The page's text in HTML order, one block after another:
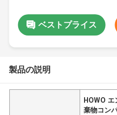
ベストプライス
製品の説明
HOWO エ
棄物コン